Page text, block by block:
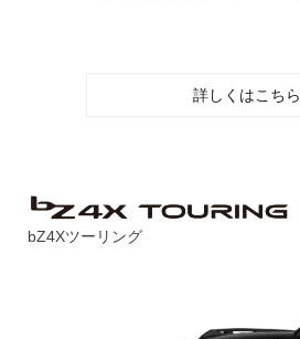
詳しくはこちら
bZ4Xツーリング